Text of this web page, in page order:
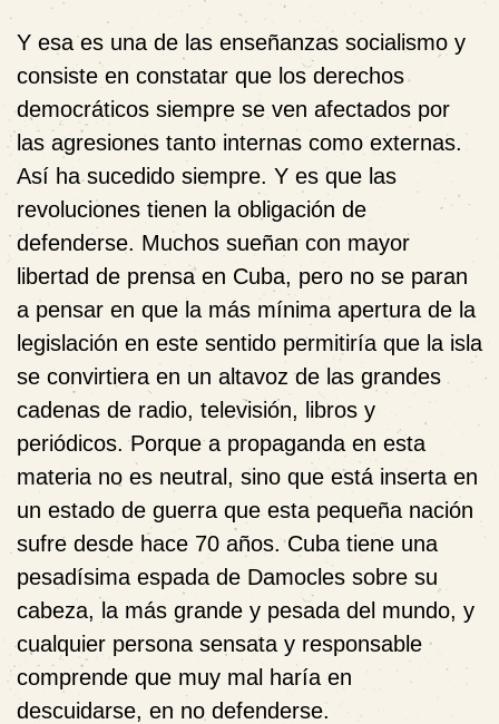
Y esa es una de las enseñanzas socialismo y
consiste en constatar que los derechos
democráticos siempre se ven afectados por
las agresiones tanto internas como externas.
Así ha sucedido siempre. Y es que las
revoluciones tienen la obligación de
defenderse. Muchos sueñan con mayor
libertad de prensa en Cuba, pero no se paran
a pensar en que la más mínima apertura de la
legislación en este sentido permitiría que la isla
se convirtiera en un altavoz de las grandes
cadenas de radio, televisión, libros y
periódicos. Porque a propaganda en esta
materia no es neutral, sino que está inserta en
un estado de guerra que esta pequeña nación
sufre desde hace 70 años. Cuba tiene una
pesadísima espada de Damocles sobre su
cabeza, la más grande y pesada del mundo, y
cualquier persona sensata y responsable
comprende que muy mal haría en
descuidarse, en no defenderse.